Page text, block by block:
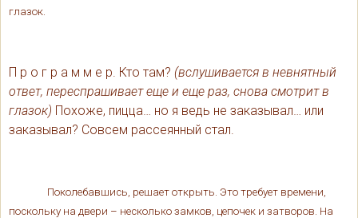
глазок.
П р о г р а м м е р. Кто там? (вслушивается в невнятный
ответ, переспрашивает еще и еще раз, снова смотрит в
глазок) Похоже, пицца… но я ведь не заказывал… или
заказывал? Совсем рассеянный стал.
Поколебавшись, решает открыть. Это требует времени,
поскольку на двери – несколько замков, цепочек и затворов. На